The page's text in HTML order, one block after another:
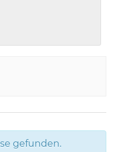
gefunden.